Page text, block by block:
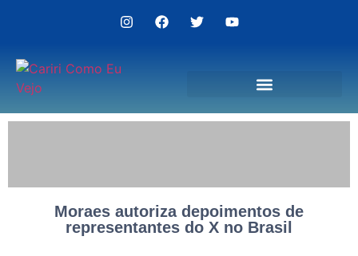
Moraes autoriza depoimentos de
representantes do X no Brasil